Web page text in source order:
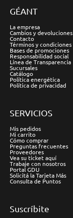
GÉANT
La empresa
Cambios y devoluciones
Contacto
Términos y condiciones
Bases de promociones
Responsabilidad social
Línea de Transparencia
Sucursales
Catálogo
Política energética
Política de privacidad
SERVICIOS
Mis pedidos
Mi carrito
Cómo comprar
Preguntas frecuentes
Proveedores
Vea su ticket aquí
Trabaje con nosotros
Portal GDU
Solicitá la Tarjeta Más
Consulta de Puntos
Suscríbite